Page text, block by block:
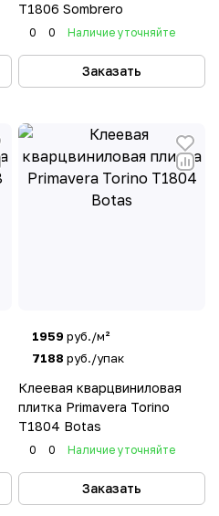
T1806 Sombrero
0 0 Наличие уточняйте
Заказать
1959 руб./м²
7188 руб./упак
Клеевая кварцвиниловая
плитка Primavera Torino
T1804 Botas
0 0 Наличие уточняйте
Заказать